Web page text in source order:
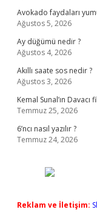
Avokado faydaları
Ağustos 5, 2026
Ay düğümü nedir ?
Ağustos 4, 2026
Akıllı saate sos nedir ?
Ağustos 3, 2026
Kemal Sunal’ın
Temmuz 25, 2026
6’ncı nasıl yazılır ?
Temmuz 24, 2026
Reklam ve İletişim: